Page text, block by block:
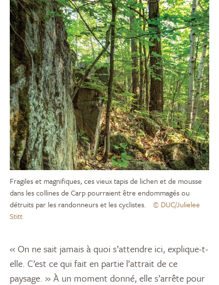
Fragiles et magnifiques, ces vieux tapis de lichen et de mousse
dans les collines de Carp pourraient être endommagés ou
détruits par les randonneurs et les cyclistes.
© DUC/Julielee
Stitt
« On ne sait jamais à quoi s’attendre ici, explique-t-
elle. C’est ce qui fait en partie l’attrait de ce
paysage. » À un moment donné, elle s’arrête pour